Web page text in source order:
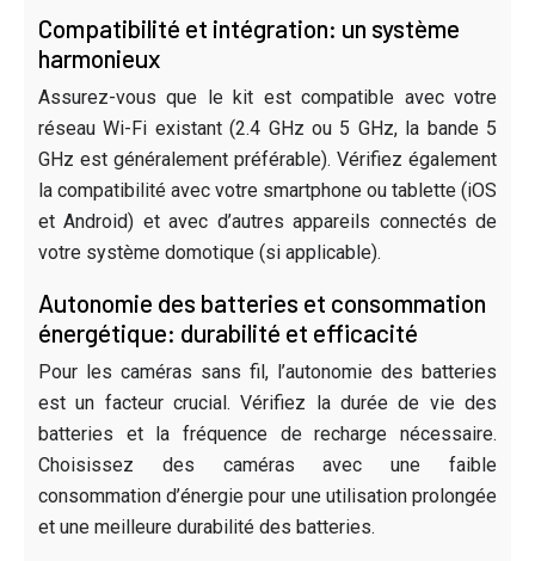
Compatibilité et intégration: un système
harmonieux
Assurez-vous que le kit est compatible avec votre
réseau Wi-Fi existant (2.4 GHz ou 5 GHz, la bande 5
GHz est généralement préférable). Vérifiez également
la compatibilité avec votre smartphone ou tablette (iOS
et Android) et avec d’autres appareils connectés de
votre système domotique (si applicable).
Autonomie des batteries et consommation
énergétique: durabilité et efficacité
Pour les caméras sans fil, l’autonomie des batteries
est un facteur crucial. Vérifiez la durée de vie des
batteries et la fréquence de recharge nécessaire.
Choisissez des caméras avec une faible
consommation d’énergie pour une utilisation prolongée
et une meilleure durabilité des batteries.